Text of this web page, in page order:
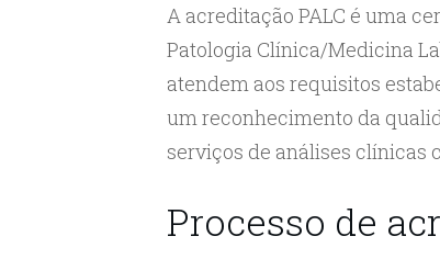
A acreditação PALC é uma
Patologia Clínica/Medicina
atendem aos requisitos
um reconhecimento da
serviços de análises clínicas
Processo de